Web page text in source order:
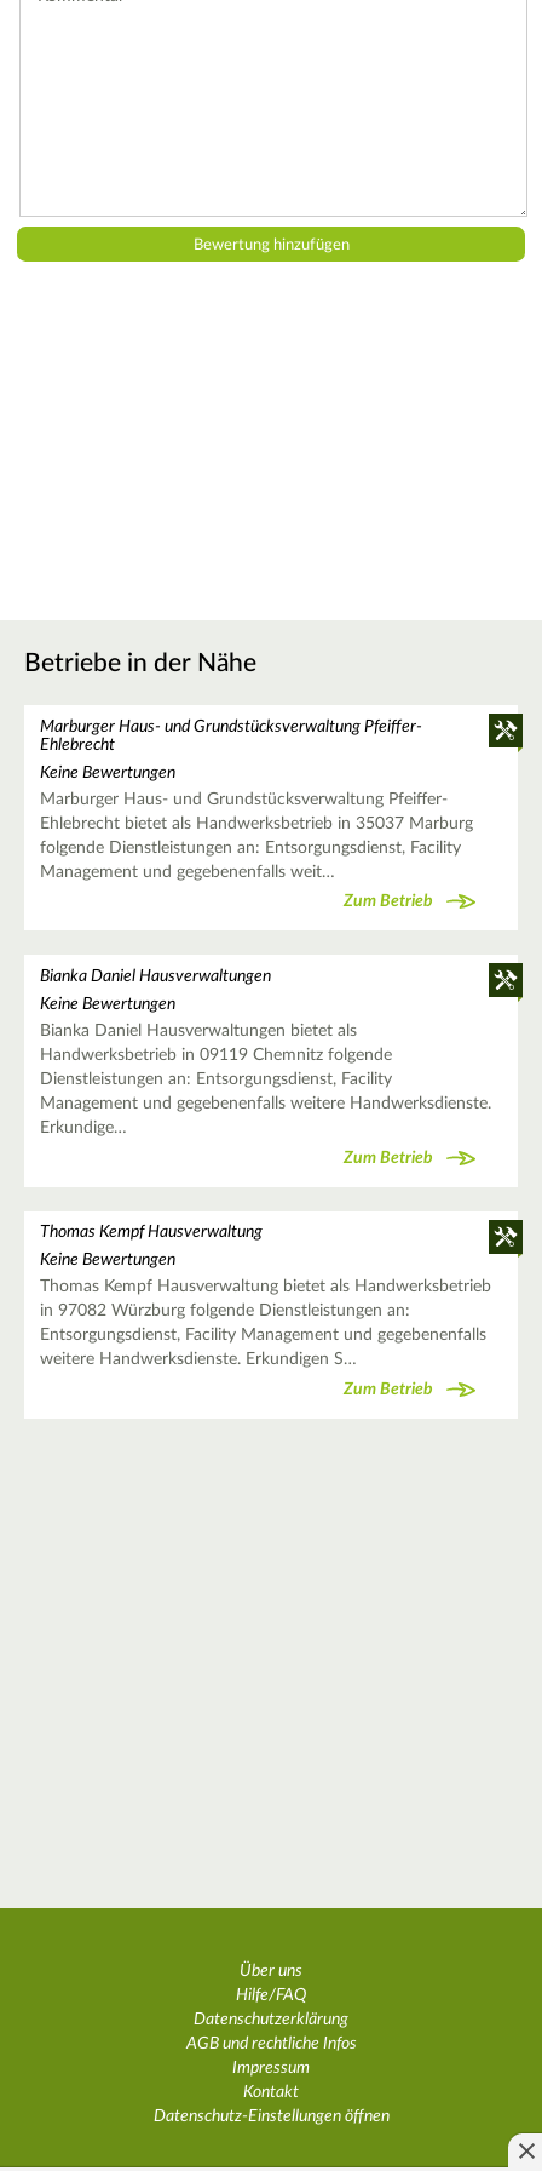
Betriebe in der Nähe
Marburger Haus- und Grundstücksverwaltung Pfeiffer-
Ehlebrecht
Keine Bewertungen
Marburger Haus- und Grundstücksverwaltung Pfeiffer-
Ehlebrecht bietet als Handwerksbetrieb in 35037 Marburg
folgende Dienstleistungen an: Entsorgungsdienst, Facility
Management und gegebenenfalls weit…
Zum Betrieb
Bianka Daniel Hausverwaltungen
Keine Bewertungen
Bianka Daniel Hausverwaltungen bietet als
Handwerksbetrieb in 09119 Chemnitz folgende
Dienstleistungen an: Entsorgungsdienst, Facility
Management und gegebenenfalls weitere Handwerksdienste.
Erkundige…
Zum Betrieb
Thomas Kempf Hausverwaltung
Keine Bewertungen
Thomas Kempf Hausverwaltung bietet als Handwerksbetrieb
in 97082 Würzburg folgende Dienstleistungen an:
Entsorgungsdienst, Facility Management und gegebenenfalls
weitere Handwerksdienste. Erkundigen S…
Zum Betrieb
Über uns
Hilfe/FAQ
Datenschutzerklärung
AGB und rechtliche Infos
Impressum
Kontakt
Datenschutz-Einstellungen öffnen